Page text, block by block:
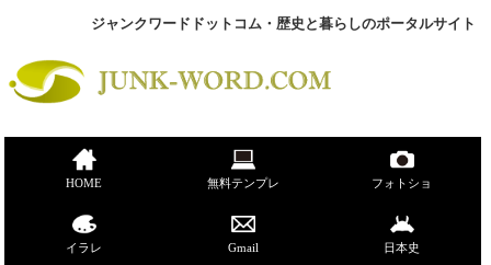
ジャンクワードドットコム・歴史と暮らしのポータルサイト
HOME 無料テンプレ フォトショ
イラレ Gmail 日本史